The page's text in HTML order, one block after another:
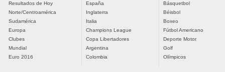
Resultados de Hoy
Norte/Centroamérica
Sudamérica
Europa
Clubes
Mundial
Euro 2016
España
Inglaterra
Italia
Champions League
Copa Libertadores
Argentina
Colombia
Básquetbol
Béisbol
Boxeo
Fútbol Americano
Deporte Motor
Golf
Olímpicos